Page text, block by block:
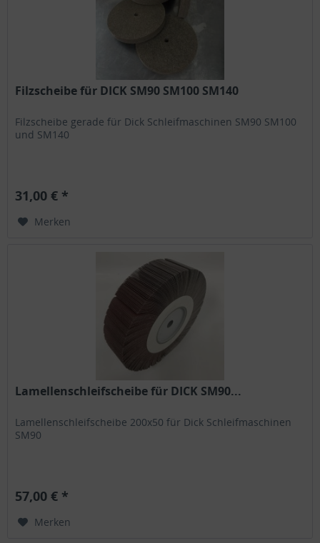
Filzscheibe für DICK SM90 SM100 SM140
Filzscheibe gerade für Dick Schleifmaschinen SM90 SM100
und SM140
31,00 € *
Merken
Lamellenschleifscheibe für DICK SM90...
Lamellenschleifscheibe 200x50 für Dick Schleifmaschinen
SM90
57,00 € *
Merken